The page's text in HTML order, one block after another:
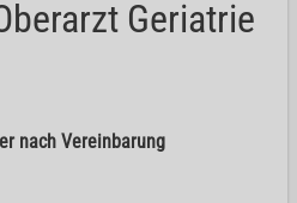
Geriatrie
nach Vereinbarung